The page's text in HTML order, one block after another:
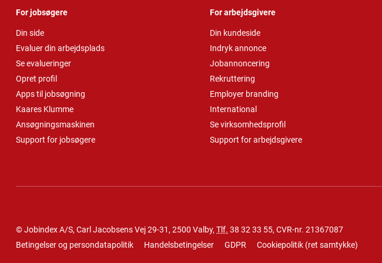
For jobsøgere
Din side
Evaluer din arbejdsplads
Se evalueringer
Opret profil
Apps til jobsøgning
Kaares Klumme
Ansøgningsmaskinen
Support for jobsøgere
For arbejdsgivere
Din kundeside
Indryk annonce
Jobannoncering
Rekruttering
Employer branding
International
Se virksomhedsprofil
Support for arbejdsgivere
© Jobindex A/S, Carl Jacobsens Vej 29-31, 2500 Valby, Tlf. 38 32 33 55, CVR-nr. 21367087
Betingelser og persondatapolitik
Handelsbetingelser GDPR Cookiepolitik (ret samtykke)